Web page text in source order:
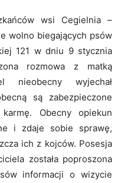
wsi Cegielnia –
wolno biegających psów
121 w dniu 9 stycznia
rozmowa z matką
nieobecny wyjechał
są zabezpieczone
Obecny opiekun
i zdaje sobie sprawę,
ich z kojców. Posesja
została poproszona
informacji o wizycie